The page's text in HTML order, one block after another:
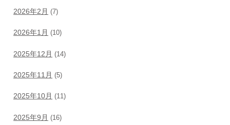
2026年2月 (7)
2026年1月 (10)
2025年12月 (14)
2025年11月 (5)
2025年10月 (11)
2025年9月 (16)